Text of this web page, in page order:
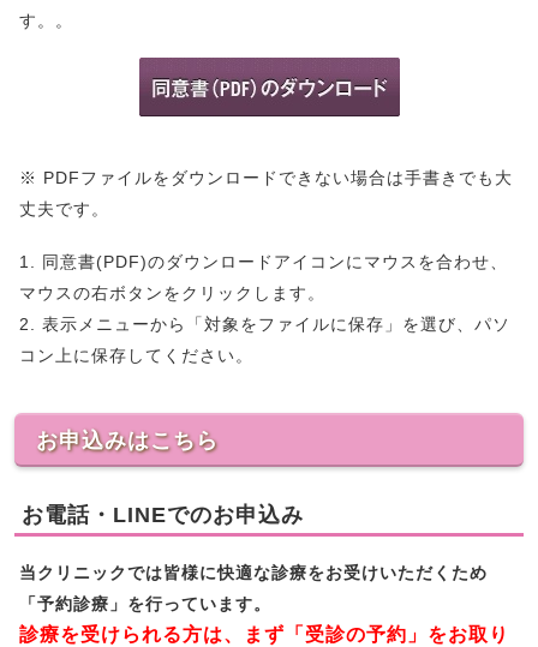
す。。
※ PDFファイルをダウンロードできない場合は手書きでも大
丈夫です。
1. 同意書(PDF)のダウンロードアイコンにマウスを合わせ、
マウスの右ボタンをクリックします。
2. 表示メニューから「対象をファイルに保存」を選び、パソ
コン上に保存してください。
お申込みはこちら
お電話・LINEでのお申込み
当クリニックでは皆様に快適な診療をお受けいただくため
「予約診療」を行っています。
診療を受けられる方は、まず「受診の予約」をお取り